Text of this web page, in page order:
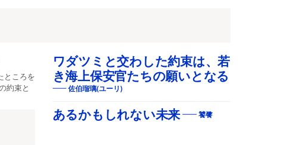
ワダツミと交わした約束は、若
き海上保安官たちの願いとなる
佐伯瑠璃(ユーリ)
あるかもしれない未来 饕餮
ところを
約束と